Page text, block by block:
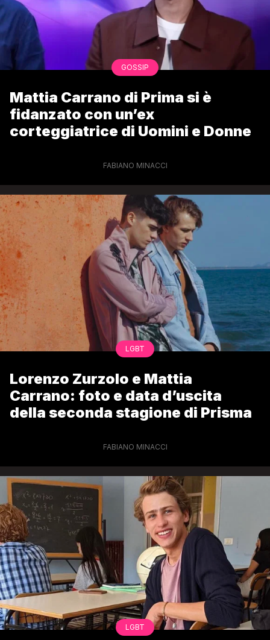
GOSSIP
Mattia Carrano di Prima si è
fidanzato con un’ex
corteggiatrice di Uomini e Donne
FABIANO MINACCI
LGBT
Lorenzo Zurzolo e Mattia
Carrano: foto e data d’uscita
della seconda stagione di Prisma
FABIANO MINACCI
LGBT